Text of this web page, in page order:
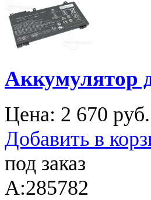
Аккумулятор
Цена: 2 670 руб.
Добавить в
под заказ
A:285782